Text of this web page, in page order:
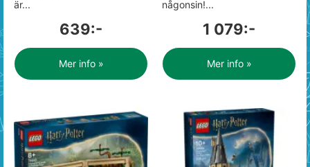
är...
639:-
Mer info »
någonsin!...
1 079:-
Mer info »